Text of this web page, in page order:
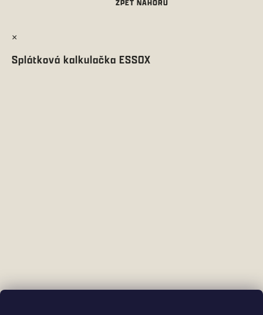
×
Splátková kalkulačka ESSOX